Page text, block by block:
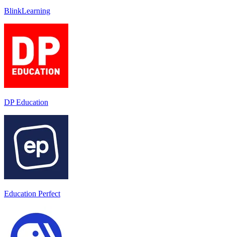
BlinkLearning
DP Education
Education Perfect